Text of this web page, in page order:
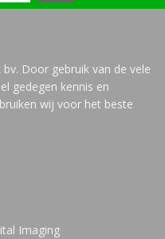
Door gebruik van de vele
gedegen kennis en
wij voor het beste
Imaging